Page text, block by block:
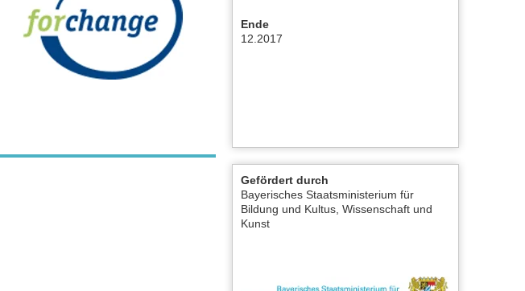
Ende
12.2017
Gefördert durch
Bayerisches Staatsministerium für
Bildung und Kultus, Wissenschaft und
Kunst